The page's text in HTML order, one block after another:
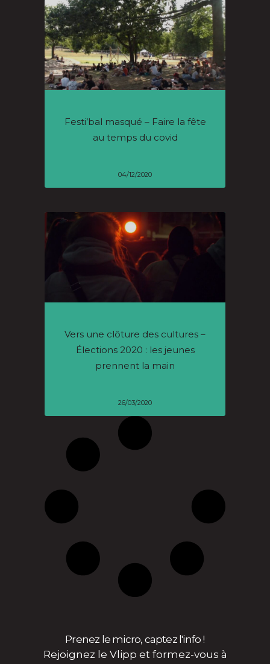
Festi’bal masqué – Faire la fête
au temps du covid
04/12/2020
Vers une clôture des cultures –
Élections 2020 : les jeunes
prennent la main
26/03/2020
Prenez le micro, captez l'info !
Rejoignez le Vlipp et formez-vous à